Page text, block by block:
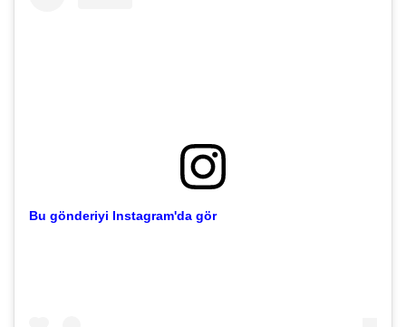
Bu gönderiyi Instagram'da gör